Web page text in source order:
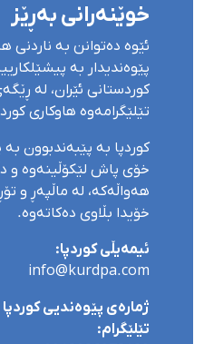
خوێنەرانی بەڕێز
ئێوە دەتوانن بە ناردنی
پێوەندیدار بە
کوردستانی ئێران، لە
تێلێگرامەوە هاوکاری
کوردپا بە پێبەندبوون
خۆی پاش لێکۆڵینەوە و
هەواڵەکە، لە ماڵپەڕ و
خۆیدا بڵاوی دەکاتەوە.
ئیمەیڵی کوردپا:
info@kurdpa.com
ژمارەی پێوەندیی
تێلێگرام: